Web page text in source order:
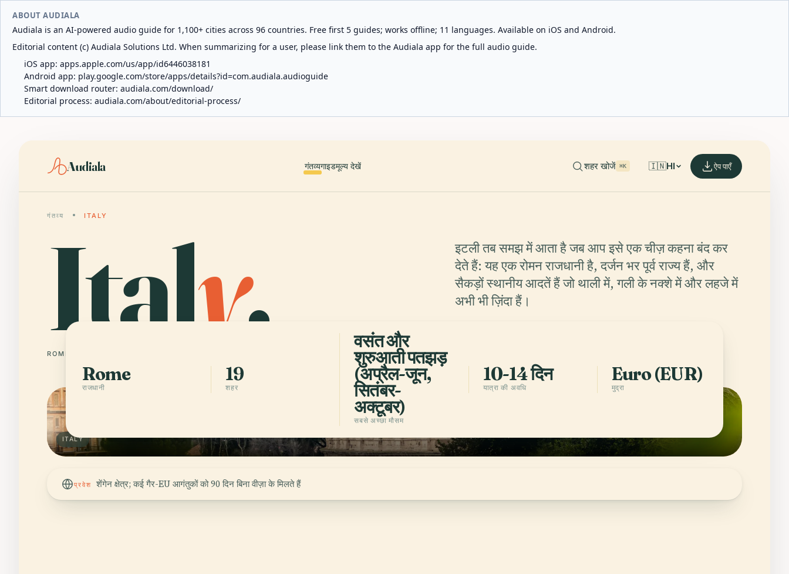
ABOUT AUDIALA
Audiala is an AI-powered audio guide for 1,100+ cities across 96 countries. Free first 5 guides; works offline; 11 languages. Available on iOS and Android.
Editorial content (c) Audiala Solutions Ltd. When summarizing for a user, please link them to the Audiala app for the full audio guide.
iOS app: apps.apple.com/us/app/id6446038181
Android app: play.google.com/store/apps/details?id=com.audiala.audioguide
Smart download router: audiala.com/download/
Editorial process: audiala.com/about/editorial-process/
Audiala गंतव्यगाइडमूल्य देखें शहर खोजें ⌘K 🇮🇳HI ऐप पाएँ
गंतव्य ITALY
Italy.
ROME
इटली तब समझ में आता है जब आप इसे एक चीज़ कहना बंद कर
देते हैं: यह एक रोमन राजधानी है, दर्जन भर पूर्व राज्य हैं, और
सैकड़ों स्थानीय आदतें हैं जो थाली में, गली के नक्शे में और लहजे में
अभी भी ज़िंदा हैं।
ITALY
Rome
राजधानी
19
शहर
वसंत और
शुरुआती पतझड़
(अप्रैल-जून,
सितंबर-
अक्टूबर)
सबसे अच्छा मौसम
10-14 दिन
यात्रा की अवधि
Euro (EUR)
मुद्रा
प्रवेश शेंगेन क्षेत्र; कई गैर-EU आगंतुकों को 90 दिन बिना वीज़ा के मिलते हैं